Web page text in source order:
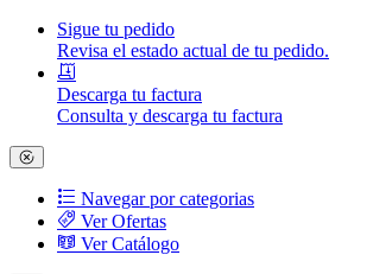
Sigue tu pedido
Revisa el estado actual de tu pedido.
Descarga tu factura
Consulta y descarga tu factura
Navegar por categorias
Ver Ofertas
Ver Catálogo